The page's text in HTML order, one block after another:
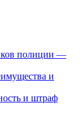
полиции —
и
и штраф